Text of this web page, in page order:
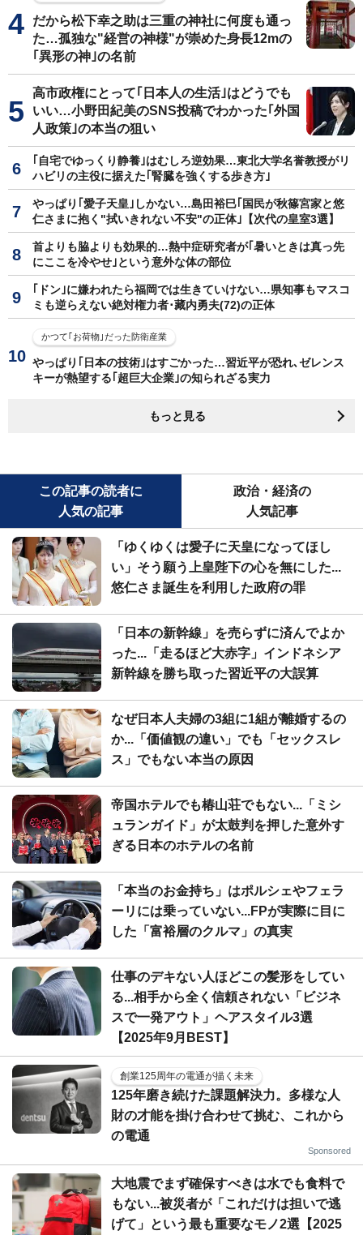
だから松下幸之助は三重の神社に何度も通っ
た…孤独な"経営の神様"が崇めた身長12mの
｢異形の神｣の名前
高市政権にとって｢日本人の生活｣はどうでも
いい…小野田紀美のSNS投稿でわかった｢外国
人政策｣の本当の狙い
｢自宅でゆっくり静養｣はむしろ逆効果…東北大学名誉教授がリ
ハビリの主役に据えた｢腎臓を強くする歩き方｣
やっぱり｢愛子天皇｣しかない…島田裕巳｢国民が秋篠宮家と悠
仁さまに抱く"拭いきれない不安"の正体｣【次代の皇室3選】
首よりも脇よりも効果的…熱中症研究者が｢暑いときは真っ先
にここを冷やせ｣という意外な体の部位
｢ドン｣に嫌われたら福岡では生きていけない…県知事もマスコ
ミも逆らえない絶対権力者･藏内勇夫(72)の正体
かつて｢お荷物｣だった防衛産業
やっぱり｢日本の技術｣はすごかった…習近平が恐れ､ゼレンス
キーが熱望する｢超巨大企業｣の知られざる実力
もっと見る
この記事の読者に
人気の記事
政治・経済の
人気記事
「ゆくゆくは愛子に天皇になってほし
い」そう願う上皇陛下の心を無にした...
悠仁さま誕生を利用した政府の罪
「日本の新幹線」を売らずに済んでよか
った...「走るほど大赤字」インドネシア
新幹線を勝ち取った習近平の大誤算
なぜ日本人夫婦の3組に1組が離婚するの
か...「価値観の違い」でも「セックスレ
ス」でもない本当の原因
帝国ホテルでも椿山荘でもない...「ミシ
ュランガイド」が太鼓判を押した意外す
ぎる日本のホテルの名前
「本当のお金持ち」はポルシェやフェラ
ーリには乗っていない...FPが実際に目に
した「富裕層のクルマ」の真実
仕事のデキない人ほどこの髪形をしてい
る...相手から全く信頼されない「ビジネ
スで一発アウト」ヘアスタイル3選
【2025年9月BEST】
創業125周年の電通が描く未来
125年磨き続けた課題解決力。多様な人
財の才能を掛け合わせて挑む、これから
の電通
Sponsored
大地震でまず確保すべきは水でも食料で
もない...被災者が「これだけは担いで逃
げて」という最も重要なモノ2選【2025